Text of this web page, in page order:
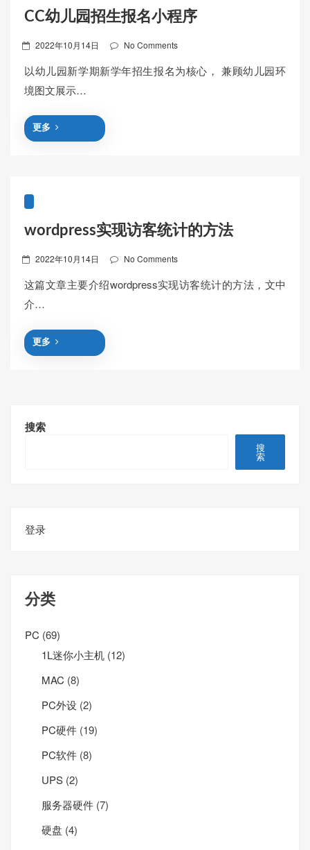
CC幼儿园招生报名小程序
Posted
2022年10月14日 No Comments
以幼儿园新学期新学年招生报名为核心， 兼顾幼儿园环
境图文展示…
更多
wordpress实现访客统计的方法
Posted
2022年10月14日 No Comments
这篇文章主要介绍wordpress实现访客统计的方法，文中
介…
更多
搜索
搜
索
登录
分类
PC (69)
1L迷你小主机 (12)
MAC (8)
PC外设 (2)
PC硬件 (19)
PC软件 (8)
UPS (2)
服务器硬件 (7)
硬盘 (4)